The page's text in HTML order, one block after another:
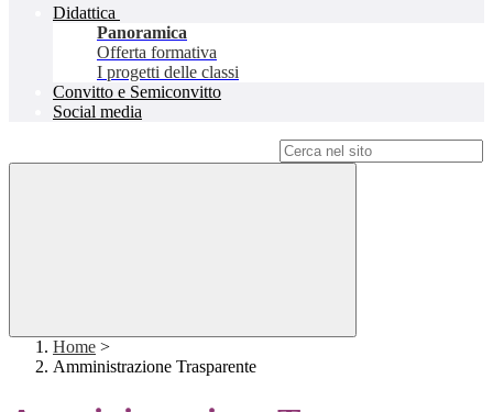
Didattica
Panoramica
Offerta formativa
I progetti delle classi
Convitto e Semiconvitto
Social media
Home >
Amministrazione Trasparente